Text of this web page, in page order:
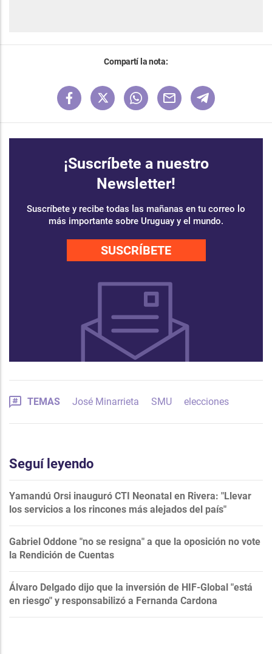
Compartí la nota:
¡Suscríbete a nuestro
Newsletter!
Suscríbete y recibe todas las mañanas en tu correo lo
más importante sobre Uruguay y el mundo.
SUSCRÍBETE
TEMAS José Minarrieta SMU elecciones
Seguí leyendo
Yamandú Orsi inauguró CTI Neonatal en Rivera: "Llevar
los servicios a los rincones más alejados del país"
Gabriel Oddone "no se resigna" a que la oposición no vote
la Rendición de Cuentas
Álvaro Delgado dijo que la inversión de HIF-Global "está
en riesgo" y responsabilizó a Fernanda Cardona